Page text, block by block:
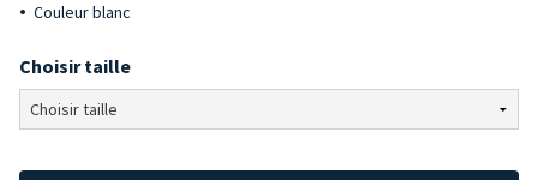
Couleur blanc
Choisir taille